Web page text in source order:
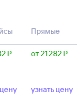
Прямые
⁠₽ от 21 ⁠282 ⁠₽
узнать цену